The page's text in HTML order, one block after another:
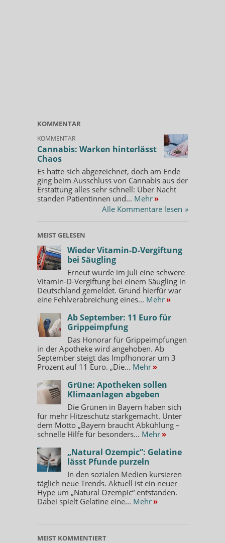
KOMMENTAR
KOMMENTAR
Cannabis: Warken hinterlässt
Chaos
Es hatte sich abgezeichnet, doch am Ende
ging beim Ausschluss von Cannabis aus der
Erstattung alles sehr schnell: Über Nacht
standen Patientinnen und... Mehr »
Alle Kommentare lesen »
MEIST GELESEN
Wieder Vitamin-D-Vergiftung
bei Säugling
Erneut wurde im Juli eine schwere
Vitamin-D-Vergiftung bei einem Säugling in
Deutschland gemeldet. Grund hierfür war
eine Fehlverabreichung eines... Mehr »
Ab September: 11 Euro für
Grippeimpfung
Das Honorar für Grippeimpfungen
in der Apotheke wird angehoben. Ab
September steigt das Impfhonorar um 3
Prozent auf 11 Euro. „Die... Mehr »
Grüne: Apotheken sollen
Klimaanlagen abgeben
Die Grünen in Bayern haben sich
für mehr Hitzeschutz starkgemacht. Unter
dem Motto „Bayern braucht Abkühlung –
schnelle Hilfe für besonders... Mehr »
„Natural Ozempic“: Gelatine
lässt Pfunde purzeln
In den sozialen Medien kursieren
täglich neue Trends. Aktuell ist ein neuer
Hype um „Natural Ozempic“ entstanden.
Dabei spielt Gelatine eine... Mehr »
MEIST KOMMENTIERT